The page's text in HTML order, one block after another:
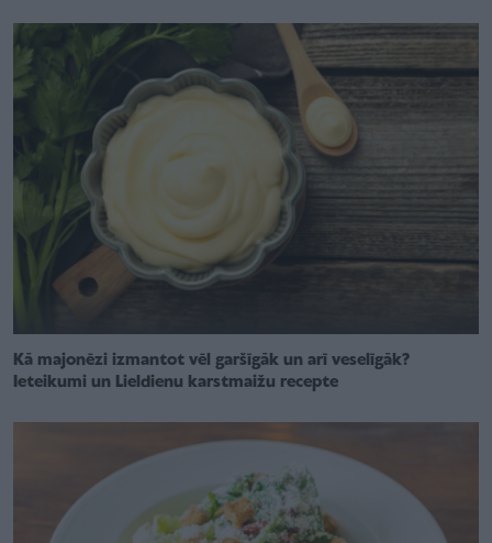
Kā majonēzi izmantot vēl garšīgāk un arī veselīgāk?
Ieteikumi un Lieldienu karstmaižu recepte